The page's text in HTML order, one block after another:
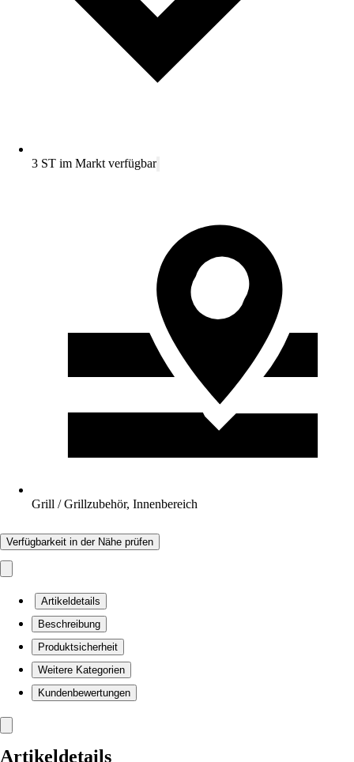
3 ST im Markt verfügbar
Grill / Grillzubehör, Innenbereich
Verfügbarkeit in der Nähe prüfen
Artikeldetails
Beschreibung
Produktsicherheit
Weitere Kategorien
Kundenbewertungen
Artikeldetails